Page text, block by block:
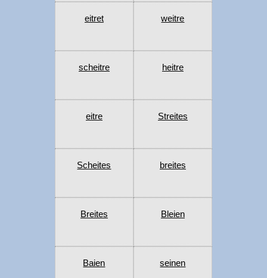
eitret weitre
scheitre heitre
eitre Streites
Scheites breites
Breites Bleien
Baien seinen